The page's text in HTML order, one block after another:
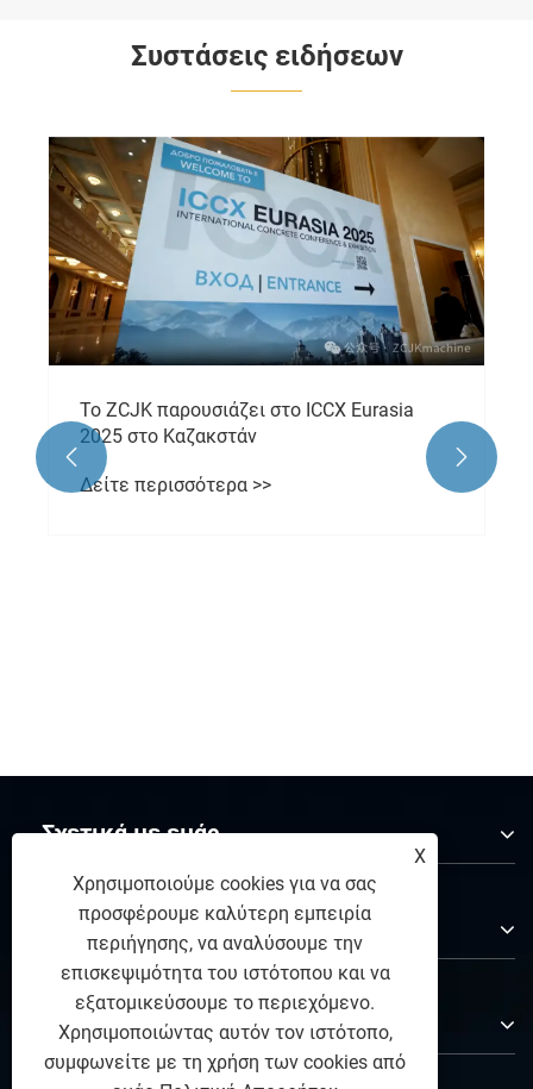
Συστάσεις ειδήσεων
Το ZCJK παρουσιάζει στο ICCX Eurasia
2025 στο Καζακστάν
Δείτε περισσότερα >>
 
Σχετικά με εμάς
Προϊόντα
Επικοινωνήστε μαζί μας
X
Χρησιμοποιούμε cookies για να σας
προσφέρουμε καλύτερη εμπειρία
περιήγησης, να αναλύσουμε την
επισκεψιμότητα του ιστότοπου και να
εξατομικεύσουμε το περιεχόμενο.
Χρησιμοποιώντας αυτόν τον ιστότοπο,
συμφωνείτε με τη χρήση των cookies από